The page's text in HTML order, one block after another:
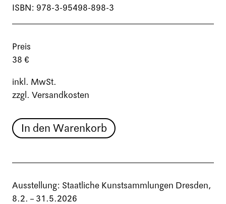
ISBN: 978-3-95498-898-3
Preis
38 €
inkl. MwSt.
zzgl. Versandkosten
In den Warenkorb
Ausstellung: Staatliche Kunstsammlungen Dresden,
8.2. – 31.5.2026